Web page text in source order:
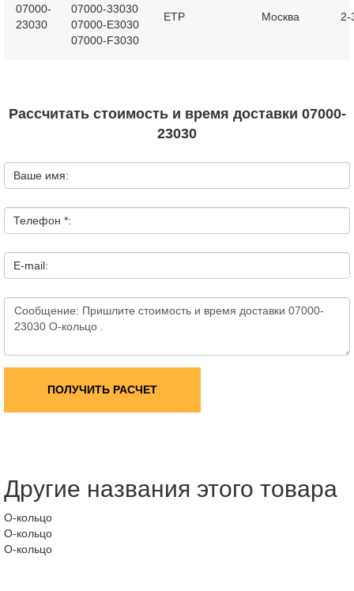
07000-
23030
07000-33030
07000-E3030
07000-F3030
ETP Москва 2-
Рассчитать стоимость и время доставки 07000-
23030
Ваше имя:
Телефон *:
E-mail:
ПОЛУЧИТЬ РАСЧЕТ
Другие названия этого товара
О-кольцо
О-кольцо
О-кольцо